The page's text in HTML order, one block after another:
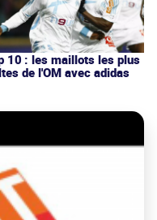
10 : les maillots les plus
de l'OM avec adidas